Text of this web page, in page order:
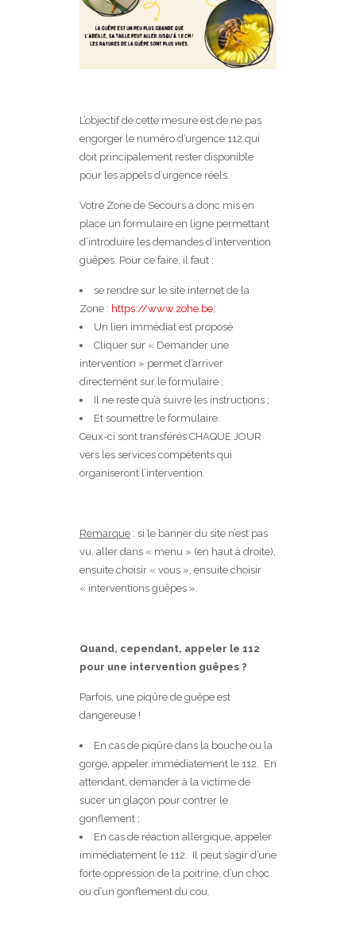
L’objectif de cette mesure est de ne pas
engorger le numéro d’urgence 112 qui
doit principalement rester disponible
pour les appels d’urgence réels.
Votre Zone de Secours a donc mis en
place un formulaire en ligne permettant
d’introduire les demandes d’intervention
guêpes. Pour ce faire, il faut :
se rendre sur le site internet de la
Zone : https://www.zohe.be;
Un lien immédiat est proposé
Cliquer sur « Demander une
intervention » permet d’arriver
directement sur le formulaire ;
Il ne reste qu’à suivre les instructions ;
Et soumettre le formulaire.
Ceux-ci sont transférés CHAQUE JOUR
vers les services compétents qui
organiseront l’intervention.
Remarque : si le banner du site n’est pas
vu, aller dans « menu » (en haut à droite),
ensuite choisir « vous », ensuite choisir
« interventions guêpes ».
Quand, cependant, appeler le 112
pour une intervention guêpes ?
Parfois, une piqûre de guêpe est
dangereuse !
En cas de piqûre dans la bouche ou la
gorge, appeler immédiatement le 112. En
attendant, demander à la victime de
sucer un glaçon pour contrer le
gonflement ;
En cas de réaction allergique, appeler
immédiatement le 112. Il peut s’agir d’une
forte oppression de la poitrine, d’un choc
ou d’un gonflement du cou.